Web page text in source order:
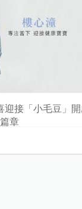
迎接「小毛豆」
章